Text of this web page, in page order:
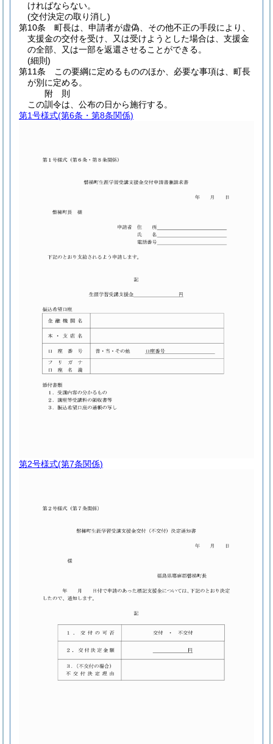
ければならない。
(交付決定の取り消し)
第10条
町長は、申請者が虚偽、その他不正の手段により、
支援金の交付を受け、又は受けようとした場合は、支援金
の全部、又は一部を返還させることができる。
(細則)
第11条
この要綱に定めるもののほか、必要な事項は、町長
が別に定める。
附 則
この訓令は、公布の日から施行する。
第1号様式(第6条・第8条関係)
第2号様式(第7条関係)